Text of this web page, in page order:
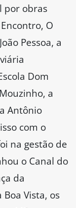
por obras
O
Pessoa, a
Dom
a
Antônio
com o
na gestão de
o Canal do
da
Vista, os